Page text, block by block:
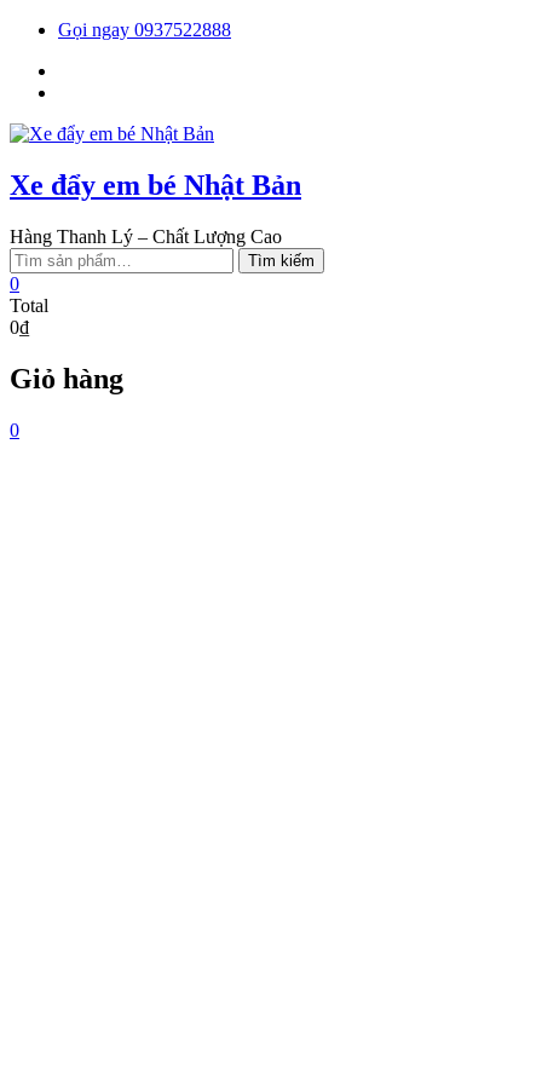
Skip
content
Gọi ngay 0937522888
Xe đẩy em bé Nhật Bản
Hàng Thanh Lý – Chất Lượng Cao
Tìm
kiếm:
Tìm kiếm
0
Total
0₫
Giỏ hàng
0